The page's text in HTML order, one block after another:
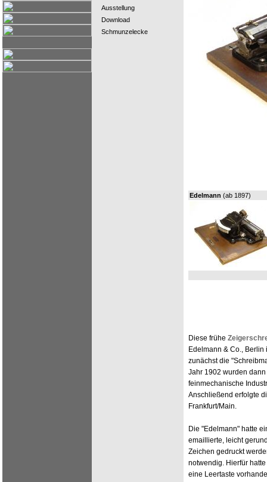
Ausstellung
Download
Schmunzelecke
Edelmann (ab 1897)
Diese frühe
Edelmann & Co.,
zunächst die
Jahr 1902 wurden
feinmechanische
Anschließend erfolgte
Frankfurt/Main.
Die "Edelmann" hatte
emaillierte, leicht
Zeichen gedruckt
notwendig. Hierfür
eine Leertaste